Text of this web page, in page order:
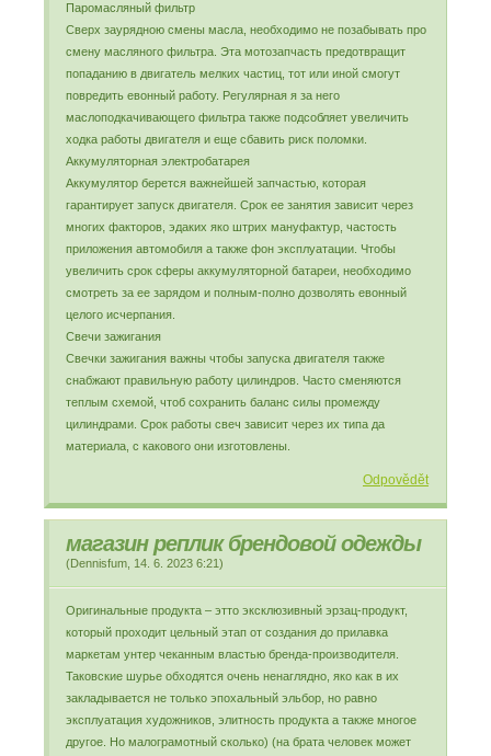
Паромасляный фильтр
Сверх заурядною смены масла, необходимо не позабывать про
смену масляного фильтра. Эта мотозапчасть предотвращит
попаданию в двигатель мелких частиц, тот или иной смогут
повредить евонный работу. Регулярная я за него
маслоподкачивающего фильтра также подсобляет увеличить
ходка работы двигателя и еще сбавить риск поломки.
Аккумуляторная электробатарея
Аккумулятор берется важнейшей запчастью, которая
гарантирует запуск двигателя. Срок ее занятия зависит через
многих факторов, эдаких яко штрих мануфактур, частость
приложения автомобиля а также фон эксплуатации. Чтобы
увеличить срок сферы аккумуляторной батареи, необходимо
смотреть за ее зарядом и полным-полно дозволять евонный
целого исчерпания.
Свечи зажигания
Свечки зажигания важны чтобы запуска двигателя также
снабжают правильную работу цилиндров. Часто сменяются
теплым схемой, чтоб сохранить баланс силы промежду
цилиндрами. Срок работы свеч зависит через их типа да
материала, с какового они изготовлены.
Odpovědět
магазин реплик брендовой одежды
(Dennisfum 14. 6. 2023 6:21)
Оригинальные продукта – этто эксклюзивный эрзац-продукт,
который проходит цельный этап от создания до прилавка
маркетам унтер чеканным властью бренда-производителя.
Таковские шурье обходятся очень ненаглядно, яко как в их
закладывается не только эпохальный эльбор, но равно
эксплуатация художников, элитность продукта а также многое
другое. Но малограмотный сколько) (на брата человек может